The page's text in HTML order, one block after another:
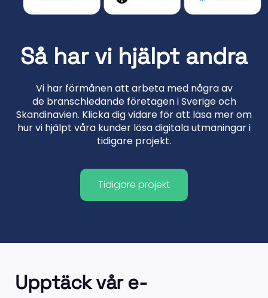
Så har vi hjälpt andra
Vi har förmånen att arbeta med några av
de branschledande företagen i Sverige och
Skandinavien. Klicka dig vidare för att läsa mer om
hur vi hjälpt våra kunder lösa digitala utmaningar i
tidigare projekt.
Tidigare projekt
Upptäck vår e-